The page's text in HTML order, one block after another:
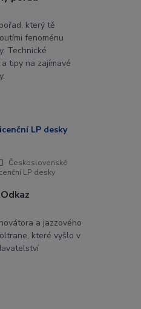
který tě
fenoménu
Technické
tipy na zajímavé
Československé
LP desky
a jazzového
které vyšlo v